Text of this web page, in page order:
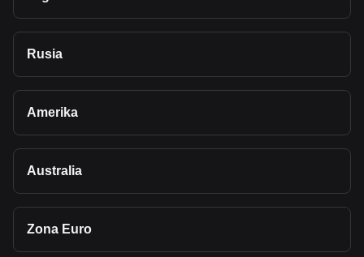
Rusia
Amerika
Australia
Zona Euro